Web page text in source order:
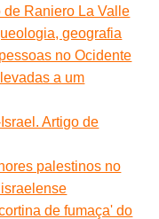
de Raniero La Valle
geografia
no Ocidente
a um
Artigo de
palestinos no
de fumaça' do